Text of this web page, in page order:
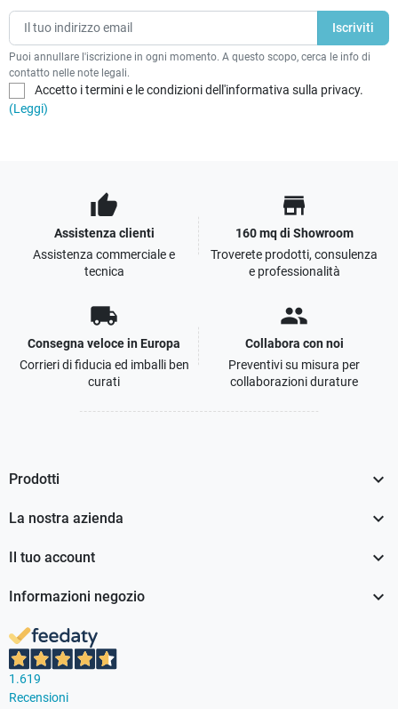
Puoi annullare l'iscrizione in ogni momento. A questo scopo, cerca le info di
contatto nelle note legali.
Accetto i termini e le condizioni dell'informativa sulla privacy.
(Leggi)
thumb_up
Assistenza clienti
Assistenza commerciale e
tecnica
store
160 mq di Showroom
Troverete prodotti, consulenza
e professionalità
local_shipping
Consegna veloce in Europa
Corrieri di fiducia ed imballi ben
curati
people
Collabora con noi
Preventivi su misura per
collaborazioni durature
Prodotti 
La nostra azienda 
Il tuo account 
Informazioni negozio 
1.619
Recensioni